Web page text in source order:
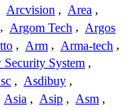
Arcvision , Area ,
, Argom Tech , Argos
, Arm , Arma-tech ,
System ,
, Asdibuy ,
Asia , Asip , Asm ,